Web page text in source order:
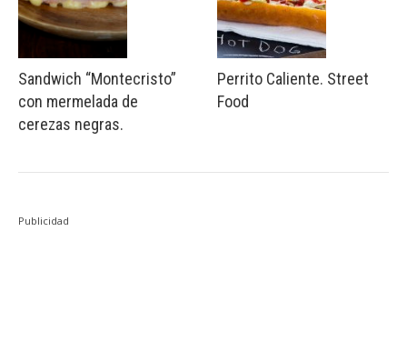
Sandwich “Montecristo”
con mermelada de
cerezas negras.
Perrito Caliente. Street
Food
Publicidad